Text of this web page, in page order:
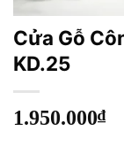
Cửa Gỗ
KD.25
1.950.000₫